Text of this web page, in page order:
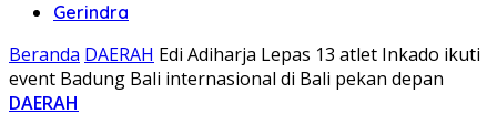
Gerindra
Beranda DAERAH Edi Adiharja Lepas 13 atlet Inkado ikuti
event Badung Bali internasional di Bali pekan depan
DAERAH